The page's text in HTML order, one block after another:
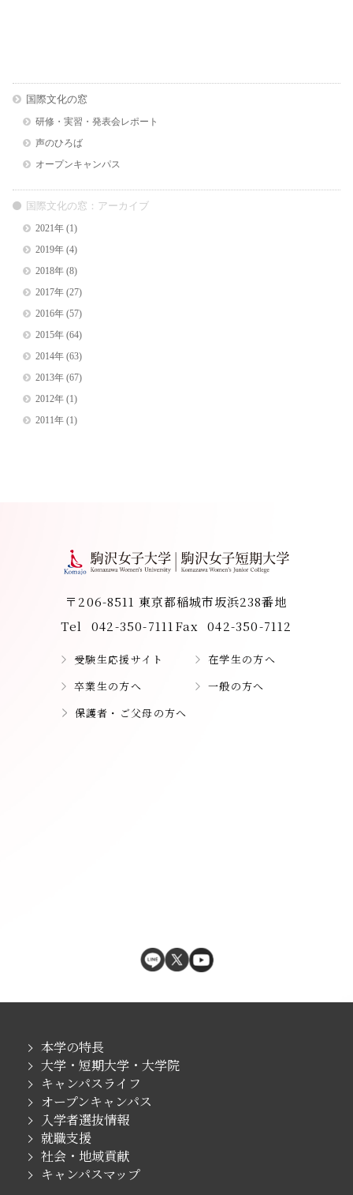
国際文化の窓
研修・実習・発表会レポート
声のひろば
オープンキャンパス
国際文化の窓：アーカイブ
2021年(1)
2019年(4)
2018年(8)
2017年(27)
2016年(57)
2015年(64)
2014年(63)
2013年(67)
2012年(1)
2011年(1)
〒206-8511 東京都稲城市坂浜238番地
Tel
042-350-7111 Fax 042-350-7112
受験生応援サイト
在学生の方へ
卒業生の方へ
一般の方へ
保護者・ご父母の方へ
本学の特長
大学・短期大学・大学院
キャンパスライフ
オープンキャンパス
入学者選抜情報
就職支援
社会・地域貢献
キャンパスマップ